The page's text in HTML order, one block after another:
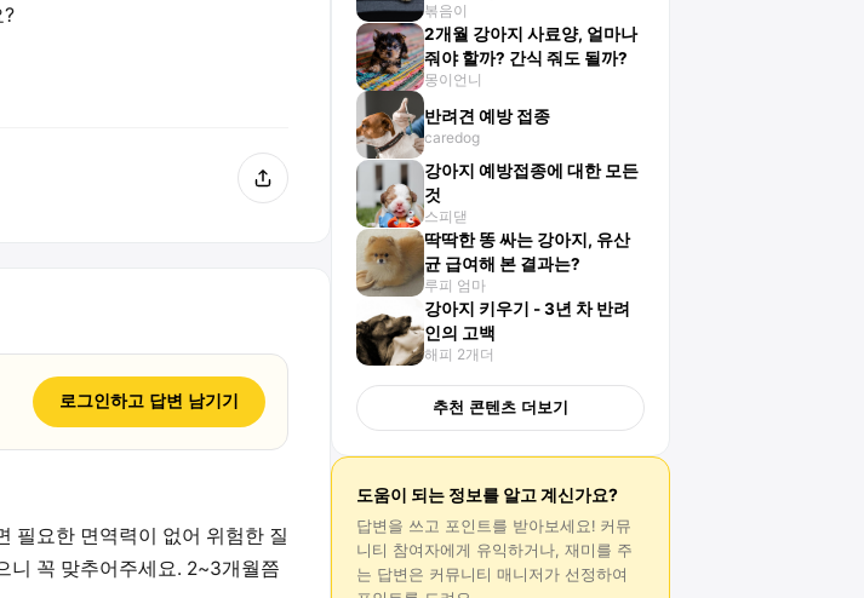
로그인하고 답변 남기기
필요한 면역력이 없어 위험한 질
니 꼭 맞추어주세요. 2~3개월쯤
볶음이
2개월 강아지 사료양, 얼마나
줘야 할까? 간식 줘도 될까?
몽이언니
반려견 예방 접종
caredog
강아지 예방접종에 대한 모든
것
스피댇
딱딱한 똥 싸는 강아지, 유산
균 급여해 본 결과는?
루피 엄마
강아지 키우기 - 3년 차 반려
인의 고백
해피 2개더
추천 콘텐츠 더보기
도움이 되는 정보를 알고 계신가요?
답변 을 쓰고 포인트를 받아보세요! 커뮤
니티 참여자에게 유익하거나, 재미를 주
는 답변 은 커뮤니티 매니저가 선정하여